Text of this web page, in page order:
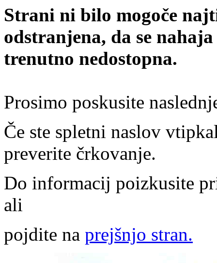
Strani ni bilo mogoče
odstranjena, da se
trenutno nedostopna.
Prosimo poskusite
Če ste spletni naslov
preverite črkovanje.
Do informacij poizkusite
ali
pojdite na prejšnjo stran.